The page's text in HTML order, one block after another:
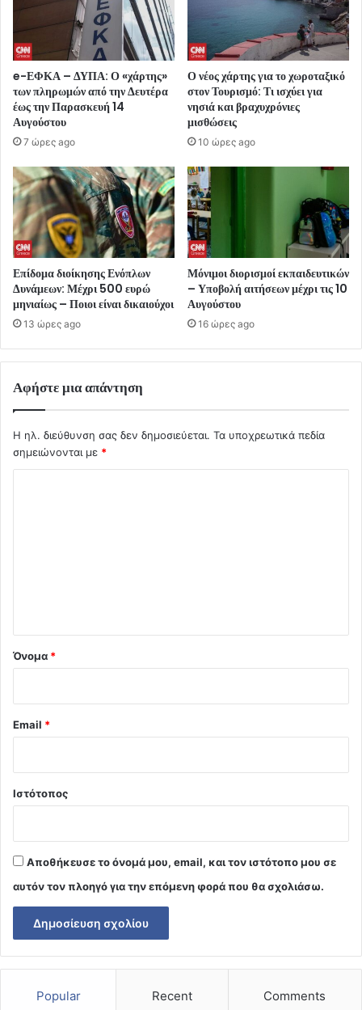
e-ΕΦΚΑ – ΔΥΠΑ: Ο «χάρτης»
των πληρωμών από την Δευτέρα
έως την Παρασκευή 14
Αυγούστου
7 ώρες ago
Ο νέος χάρτης για το χωροταξικό
στον Τουρισμό: Τι ισχύει για
νησιά και βραχυχρόνιες
μισθώσεις
10 ώρες ago
Επίδομα διοίκησης Ενόπλων
Δυνάμεων: Μέχρι 500 ευρώ
μηνιαίως – Ποιοι είναι δικαιούχοι
13 ώρες ago
Μόνιμοι διορισμοί εκπαιδευτικών
– Υποβολή αιτήσεων μέχρι τις 10
Αυγούστου
16 ώρες ago
Αφήστε μια απάντηση
Η ηλ. διεύθυνση σας δεν δημοσιεύεται. Τα υποχρεωτικά πεδία
σημειώνονται με *
Όνομα *
Email *
Ιστότοπος
Αποθήκευσε το όνομά μου, email, και τον ιστότοπο μου σε
αυτόν τον πλοηγό για την επόμενη φορά που θα σχολιάσω.
Popular Recent Comments